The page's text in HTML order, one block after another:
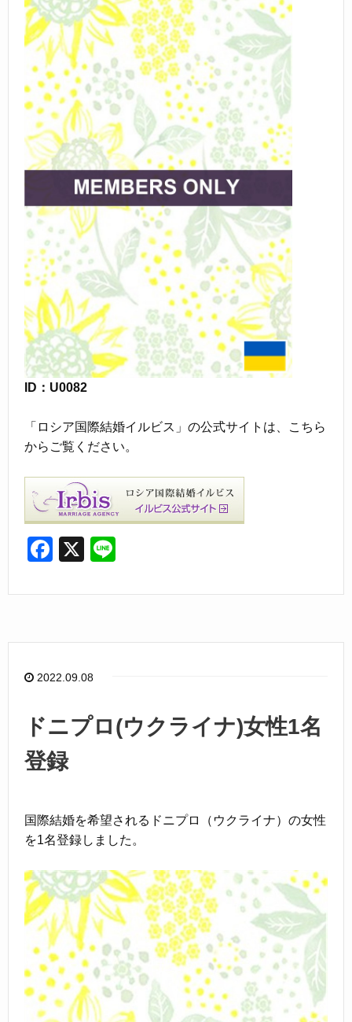
ID：U0082
「ロシア国際結婚イルビス」の公式サイトは、こちら
からご覧ください。
F
c
b
o
k
X
e
2022.09.08
ドニプロ(ウクライナ)女性1名
登録
国際結婚を希望されるドニプロ（ウクライナ）の女性
を1名登録しました。